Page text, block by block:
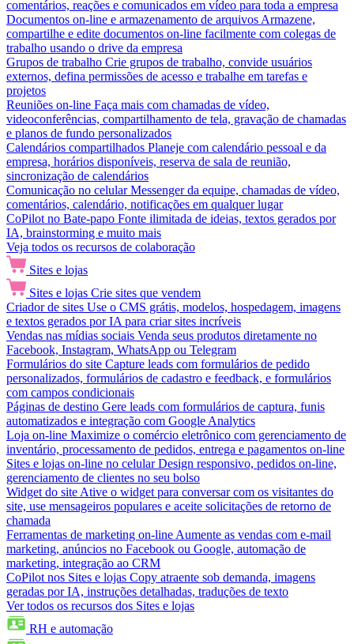
comentários, reações e comunicados em vídeo para toda a empresa
Documentos on-line e armazenamento de arquivos Armazene,
compartilhe e edite documentos on-line facilmente com colegas de
trabalho usando o drive da empresa
Grupos de trabalho Crie grupos de trabalho, convide usuários
externos, defina permissões de acesso e trabalhe em tarefas e
projetos
Reuniões on-line Faça mais com chamadas de vídeo,
videoconferências, compartilhamento de tela, gravação de chamadas
e planos de fundo personalizados
Calendários compartilhados Planeje com calendário pessoal e da
empresa, horários disponíveis, reserva de sala de reunião,
sincronização de calendários
Comunicação no celular Messenger da equipe, chamadas de vídeo,
comentários, calendário, notificações em qualquer lugar
CoPilot no Bate-papo Fonte ilimitada de ideias, textos gerados por
IA, brainstorming e muito mais
Veja todos os recursos de colaboração
Sites e lojas
Sites e lojas Crie sites que vendem
Criador de sites Use o CMS grátis, modelos, hospedagem, imagens
e textos gerados por IA para criar sites incríveis
Vendas nas mídias sociais Venda seus produtos diretamente no
Facebook, Instagram, WhatsApp ou Telegram
Formulários do site Capture leads com formulários de pedido
personalizados, formulários de cadastro e feedback, e formulários
com campos condicionais
Páginas de destino Gere leads com formulários de captura, funis
automatizados e integração com Google Analytics
Loja on-line Maximize o comércio eletrônico com gerenciamento de
inventário, processamento de pedidos, entrega e pagamentos on-line
Sites e lojas on-line no celular Design responsivo, pedidos on-line,
gerenciamento de clientes no seu bolso
Widget do site Ative o widget para conversar com os visitantes do
site, use mensageiros populares e aceite solicitações de retorno de
chamada
Ferramentas de marketing on-line Aumente as vendas com e-mail
marketing, anúncios no Facebook ou Google, automação de
marketing, integração ao CRM
CoPilot nos Sites e lojas Copy atraente sob demanda, imagens
geradas por IA, instruções detalhadas, traduções de texto
Ver todos os recursos dos Sites e lojas
RH e automação